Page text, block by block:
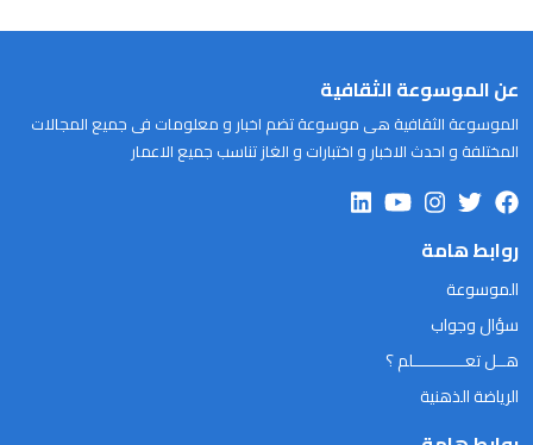
عن الموسوعة الثقافية
الموسوعة الثقافية هى موسوعة تضم اخبار و معلومات فى جميع المجالات
المختلفة و احدث الاخبار و اختبارات و الغاز تناسب جميع الاعمار
روابط هامة
الموسوعة
سؤال وجواب
هــل تعـــــــــــلم ؟
الرياضة الذهنية